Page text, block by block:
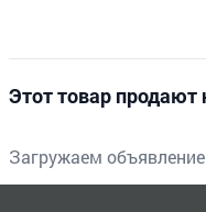
Этот товар продают
Загружаем